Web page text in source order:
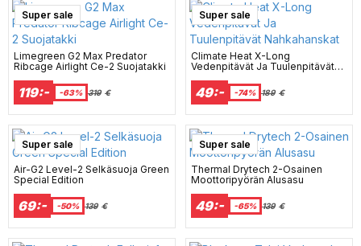
Super sale
Limegreen G2 Max Predator
Ribcage Airlight Ce-2 Suojatakki
119:- -63% 319 €
Super sale
Climate Heat X-Long
Vedenpitävät Ja Tuulenpitävät
49:- -74% 189 €
Super sale
Air-G2 Level-2 Selkäsuoja Green
Special Edition
69:- -50% 139 €
Super sale
Thermal Drytech 2-Osainen
Moottoripyörän Alusasu
49:- -65% 139 €